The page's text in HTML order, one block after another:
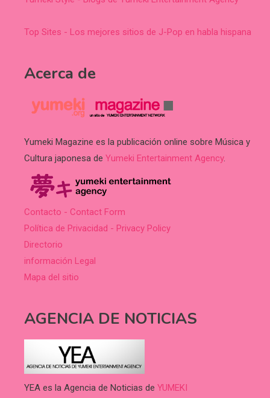
Top Sites - Los mejores sitios de J-Pop en habla hispana
Acerca de
Yumeki Magazine es la publicación online sobre Música y
Cultura japonesa de Yumeki Entertainment Agency.
Contacto - Contact Form
Política de Privacidad - Privacy Policy
Directorio
información Legal
Mapa del sitio
AGENCIA DE NOTICIAS
YEA es la Agencia de Noticias de YUMEKI